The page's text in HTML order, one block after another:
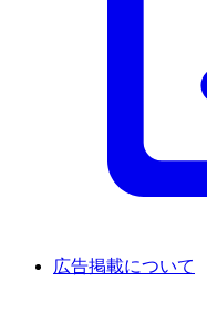
広告掲載について